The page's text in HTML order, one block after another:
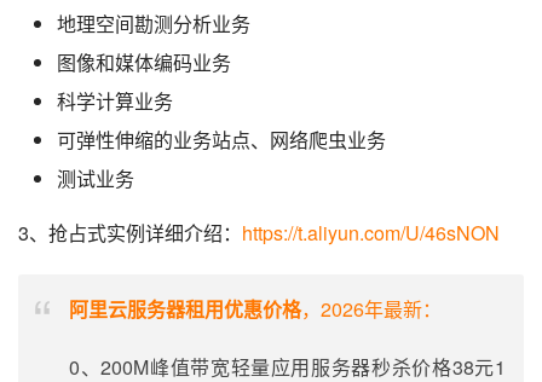
地理空间勘测分析业务
图像和媒体编码业务
科学计算业务
可弹性伸缩的业务站点、网络爬虫业务
测试业务
3、抢占式实例详细介绍： https://t.aliyun.com/U/46sNON
阿里云服务器租用优惠价格，2026年最新：
0、200M峰值带宽轻量应用服务器秒杀价格38元1